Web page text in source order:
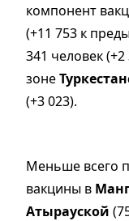
компонент
(+11 753 к
341 человек
зоне
(+3 023).
Меньше всего
вакцины в
Атырауской